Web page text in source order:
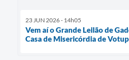
23 JUN 2026 - 14h05
Vem aí o Grande Leilão de
Casa de Misericórdia de